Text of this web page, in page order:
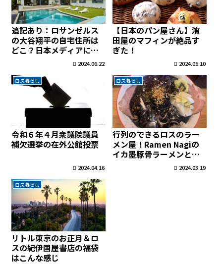
追記あり：ロサンゼルス
の大谷翔平の自宅住所は
どこ？日本メディアに批
判殺到→大谷売却の意向
2024.06.22
【日本のパン屋さん】濱
田屋のマフィンが絶品す
ぎた！
2024.05.10
ロス暮らし
令和６年４月衆議院議員
補欠選挙の在外公館投票
2024.04.16
ロス暮らし
行列のできるロスのラー
メン屋！Ramen Nagiの
イカ墨豚骨ラーメンと唐
揚げ美味しすぎた 2024.03.19
ロス暮らし
リトル東京のお正月＆ロ
スの紀伊国屋書店の福袋
はこんな感じ